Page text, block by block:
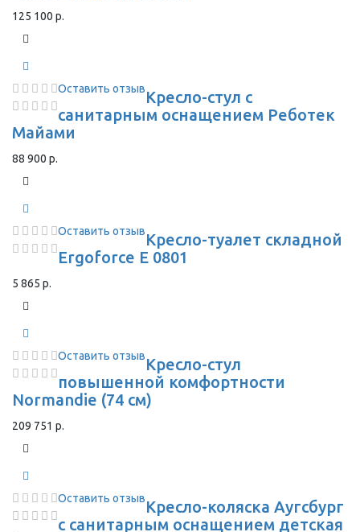
125 100 р.
Оставить отзывКресло-стул с
санитарным оснащением Реботек
Майами
88 900 р.
Оставить отзывКресло-туалет складной
Ergoforce E 0801
5 865 р.
Оставить отзывКресло-стул
повышенной комфортности
Normandie (74 см)
209 751 р.
Оставить отзывКресло-коляска Аугсбург
с санитарным оснащением детская